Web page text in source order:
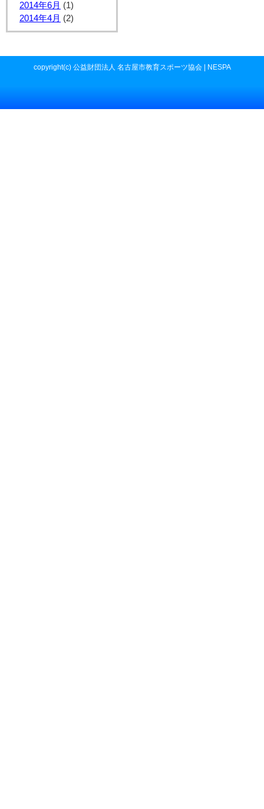
2014年6月 (1)
2014年4月 (2)
copyright(c) 公益財団法人 名古屋市教育スポーツ協会 | NESPA